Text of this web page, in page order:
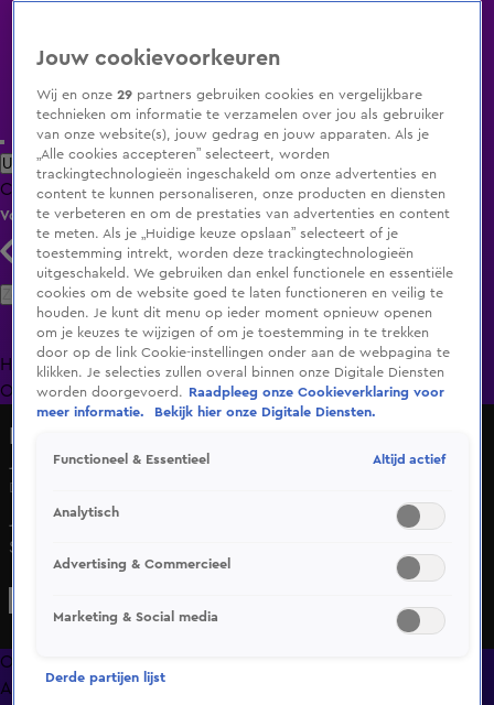
Uitzending Gemist Populaire programma's Zenders Genres
ClipsFilmsRadioSmart TV inlogShop
Volg KIJK
Zoeken
HomeUitzending Gemist Programma's De Bondgenoten
OranjezomerLivestreamsShop
Joshlyn vindt Sayf zweverig
Di 12 mei, 14:28
Joshlyn moet nog een beetje wennen aan nieuwkomer
Sayf, ze vindt hem een zweverig type.
Overzicht
Afleveringen
Jouw cookievoorkeuren
Wij en onze29 partners gebruiken cookies en vergelijkbare
technieken om informatie te verzamelen over jou als gebruiker
van onze website(s), jouw gedrag en jouw apparaten. Als je
„Alle cookies accepteren” selecteert, worden
trackingtechnologieën ingeschakeld om onze advertenties en
content te kunnen personaliseren, onze producten en diensten
te verbeteren en om de prestaties van advertenties en content
te meten. Als je „Huidige keuze opslaan” selecteert of je
toestemming intrekt, worden deze trackingtechnologieën
uitgeschakeld. We gebruiken dan enkel functionele en essentiële
cookies om de website goed te laten functioneren en veilig te
houden. Je kunt dit menu op ieder moment opnieuw openen
om je keuzes te wijzigen of om je toestemming in te trekken
door op de link Cookie-instellingen onder aan de webpagina te
klikken. Je selecties zullen overal binnen onze Digitale Diensten
worden doorgevoerd.
Raadpleeg onze Cookieverklaring voor
meer informatie.
Bekijk hier onze Digitale Diensten.
Functioneel & Essentieel Altijd actief
Analytisch
Advertising & Commercieel
Marketing & Social media
Derde partijen lijst